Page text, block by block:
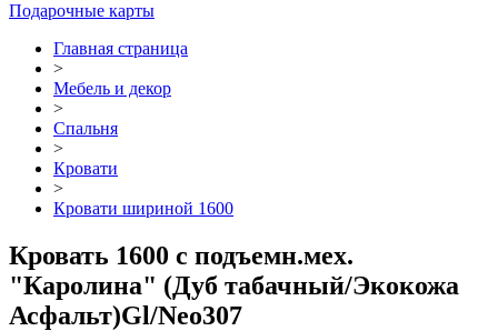
Подарочные карты
Главная страница
>
Мебель и декор
>
Спальня
>
Кровати
>
Кровати шириной 1600
Кровать 1600 с подъемн.мех.
"Каролина" (Дуб табачный/Экокожа
Асфальт)Gl/Neo307